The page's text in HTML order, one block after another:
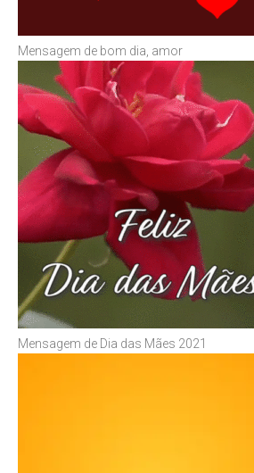
Mensagem de bom dia, amor
Mensagem de Dia das Mães 2021